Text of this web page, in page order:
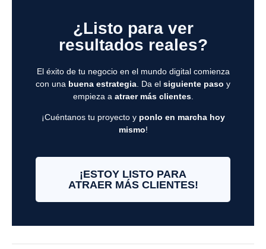
¿Listo para ver
resultados reales?
El éxito de tu negocio en el mundo digital comienza
con una buena estrategia . Da el siguiente paso y
empieza a atraer más clientes.
¡Cuéntanos tu proyecto y ponlo en marcha hoy
mismo!
¡ESTOY LISTO PARA
ATRAER MÁS CLIENTES!